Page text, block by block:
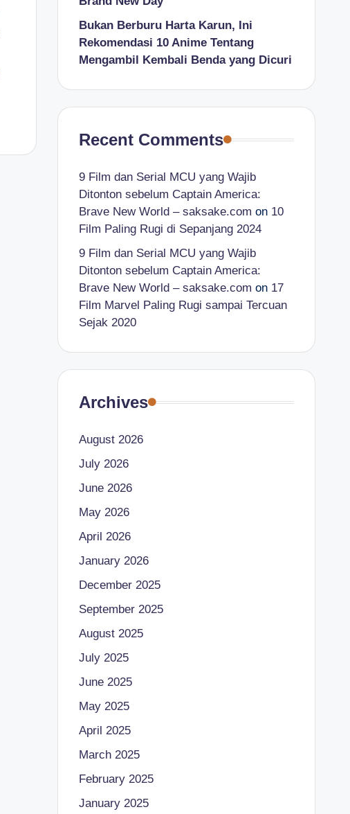
Bukan Berburu Harta Karun, Ini
Rekomendasi 10 Anime Tentang
Mengambil Kembali Benda yang Dicuri
Recent Comments
9 Film dan Serial MCU yang Wajib
Ditonton sebelum Captain America:
Brave New World – saksake.com on 10
Film Paling Rugi di Sepanjang 2024
9 Film dan Serial MCU yang Wajib
Ditonton sebelum Captain America:
Brave New World – saksake.com on 17
Film Marvel Paling Rugi sampai Tercuan
Sejak 2020
Archives
August 2026
July 2026
June 2026
May 2026
April 2026
January 2026
December 2025
September 2025
August 2025
July 2025
June 2025
May 2025
April 2025
March 2025
February 2025
January 2025